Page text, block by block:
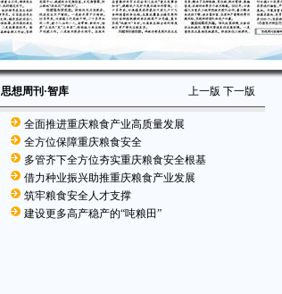
思想周刊·智库 上一版 下一版
全面推进重庆粮食产业高质量发展
全方位保障重庆粮食安全
多管齐下全方位夯实重庆粮食安全根基
借力种业振兴助推重庆粮食产业发展
筑牢粮食安全人才支撑
建设更多高产稳产的“吨粮田”